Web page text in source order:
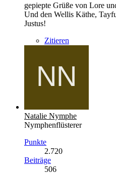
gepiepte Grüße von Lore
Und den Wellis Käthe,
Justus!
Zitieren
Natalie Nymphe
Nymphenflüsterer
Punkte
2.720
Beiträge
506